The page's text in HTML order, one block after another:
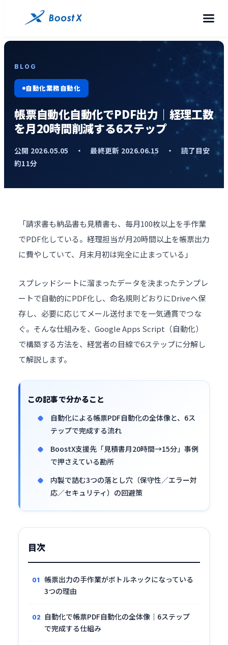
BLOG
自動化業務自動化
帳票自動化自動化でPDF出力｜経理工数
を月20時間削減する6ステップ
公開 2026.05.05 ・ 最終更新 2026.06.15 ・ 読了目安
約11分
「請求書も納品書も見積書も、毎月100枚以上を手作業
でPDF化している。経理担当が月20時間以上を帳票出力
に費やしていて、月末月初は完全に止まっている」
スプレッドシートに溜まったデータを決まったテンプレ
ートで自動的にPDF化し、命名規則どおりにDriveへ保
存し、必要に応じてメール送付までを一気通貫でつな
ぐ。そんな仕組みを、Google Apps Script（自動化）
で構築する方法を、経営者の目線で6ステップに分解し
て解説します。
この記事で分かること
自動化による帳票PDF自動化の全体像と、6ス
テップで完成する流れ
BoostX支援先「見積書月20時間→15分」事例
で押さえている勘所
内製で詰む3つの落とし穴（保守性／エラー対
応／セキュリティ）の回避策
目次
帳票出力の手作業がボトルネックになっている
3つの理由
自動化で帳票PDF自動化の全体像｜6ステップ
で完成する仕組み